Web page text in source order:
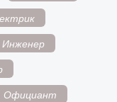
Инженер
Официант